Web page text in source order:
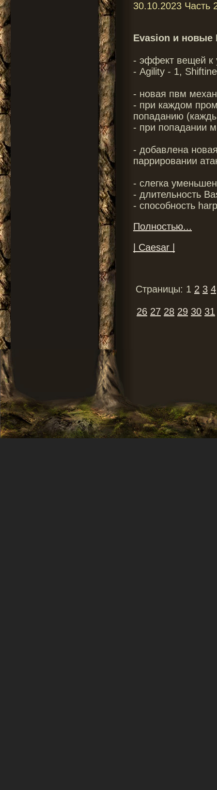
30.10.2023 Часть
Evasion и новые
- эффект вещей к
- Agility - 1,
- новая пвм
- при каждом
попаданию
- при попадании
- добавлена
паррировании
- слегка
- длительность
- способность
Полностью...
| Caesar |
Страницы: 1 2 3 4
26 27 28 29 30 31